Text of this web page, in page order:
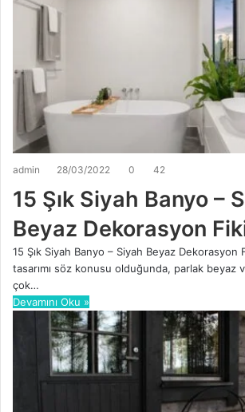
admin 28/03/2022 0 42
15 Şık Siyah Banyo –
Beyaz Dekorasyon
15 Şık Siyah Banyo – Siyah Beyaz Dekorasyon
tasarımı söz konusu olduğunda, parlak beyaz
çok…
Devamını Oku »